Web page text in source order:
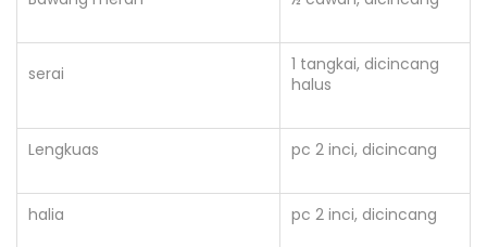
serai
1 tangkai, dicincang
halus
Lengkuas pc 2 inci, dicincang
halia pc 2 inci, dicincang